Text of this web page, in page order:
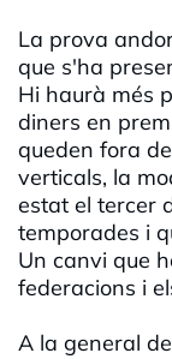
La prova
que s'ha
Hi haurà més
diners en
queden fora
verticals, la
estat el tercer
temporades i
Un canvi que
federacions i
A la general